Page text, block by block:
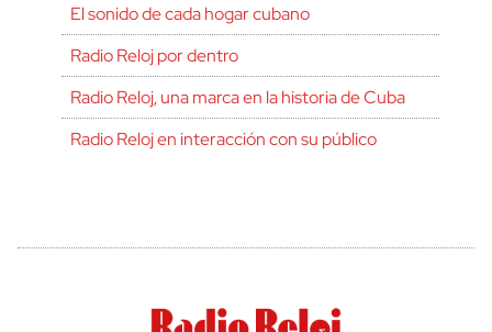
El sonido de cada hogar cubano
Radio Reloj por dentro
Radio Reloj, una marca en la historia de Cuba
Radio Reloj en interacción con su público